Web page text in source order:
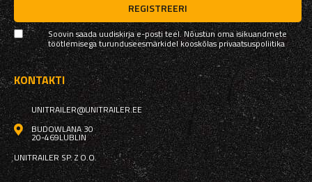
REGISTREERI
Soovin saada uudiskirja e-posti teel. Nõustun oma isikuandmete
töötlemisega turunduseesmärkidel kooskõlasprivaatsuspoliitika
KONTAKTI
UNITRAILER@UNITRAILER.EE
BUDOWLANA 30
20-469LUBLIN
UNITRAILER SP. Z O.O.